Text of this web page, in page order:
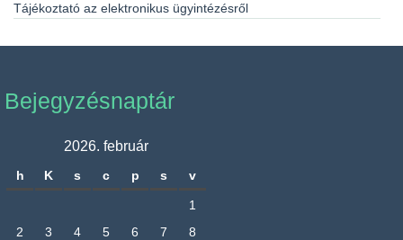
Tájékoztató az elektronikus ügyintézésről
Bejegyzésnaptár
2026. február
h K s c p s v
1
2
3 4 5 6 7 8